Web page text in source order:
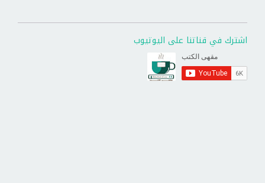
اشترك في قناتنا على اليوتيوب